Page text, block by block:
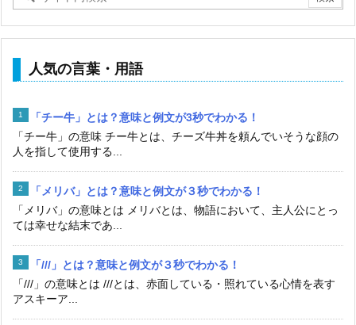
人気の言葉・用語
「チー牛」とは？意味と例文が3秒でわかる！
「チー牛」の意味 チー牛とは、チーズ牛丼を頼んでいそうな顔の
人を指して使用する...
「メリバ」とは？意味と例文が３秒でわかる！
「メリバ」の意味とは メリバとは、物語において、主人公にとっ
ては幸せな結末であ...
「///」とは？意味と例文が３秒でわかる！
「///」の意味とは ///とは、赤面している・照れている心情を表す
アスキーア...